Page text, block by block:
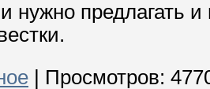
нужно предлагать
| Просмотров: